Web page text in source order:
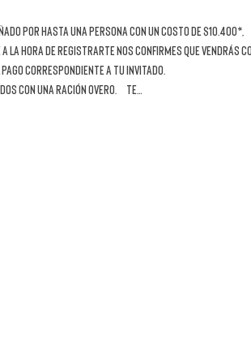
por hasta una persona con un costo de $10.400*,
la hora de registrarte nos confirmes que vendrás
correspondiente a tu invitado.
con una ración Overo.  Te…